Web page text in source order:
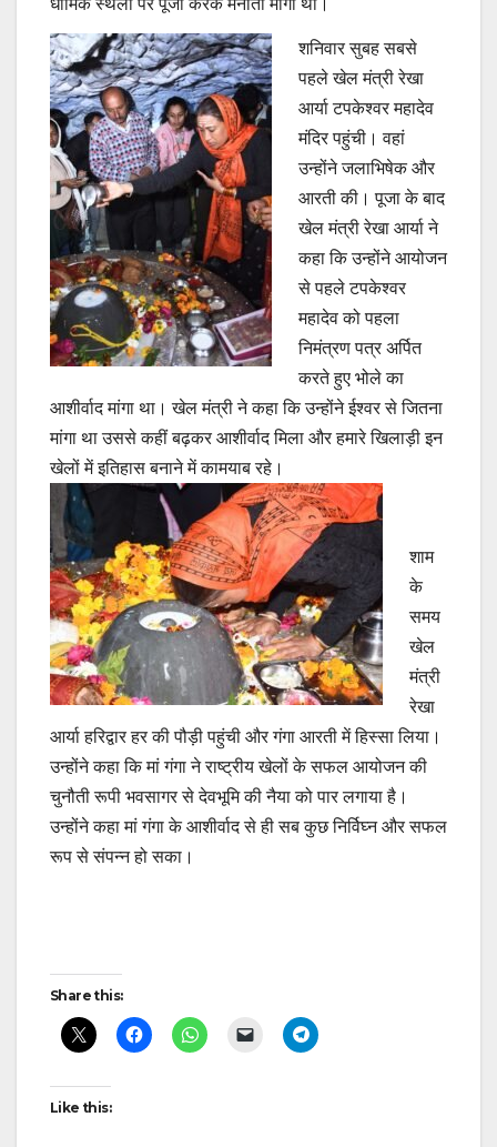
धार्मिक स्थलों पर पूजा करके मनौती मांगी थी।
शनिवार सुबह सबसे
पहले खेल मंत्री रेखा
आर्या टपकेश्वर महादेव
मंदिर पहुंची। वहां
उन्होंने जलाभिषेक और
आरती की। पूजा के बाद
खेल मंत्री रेखा आर्या ने
कहा कि उन्होंने आयोजन
से पहले टपकेश्वर
महादेव को पहला
निमंत्रण पत्र अर्पित
करते हुए भोले का
आशीर्वाद मांगा था। खेल मंत्री ने कहा कि उन्होंने ईश्वर से जितना
मांगा था उससे कहीं बढ़कर आशीर्वाद मिला और हमारे खिलाड़ी इन
खेलों में इतिहास बनाने में कामयाब रहे।
शाम
के
समय
खेल
मंत्री
रेखा
आर्या हरिद्वार हर की पौड़ी पहुंची और गंगा आरती में हिस्सा लिया।
उन्होंने कहा कि मां गंगा ने राष्ट्रीय खेलों के सफल आयोजन की
चुनौती रूपी भवसागर से देवभूमि की नैया को पार लगाया है।
उन्होंने कहा मां गंगा के आशीर्वाद से ही सब कुछ निर्विघ्न और सफल
रूप से संपन्न हो सका।
Reading
Post
navigation
Share this:
Like this: